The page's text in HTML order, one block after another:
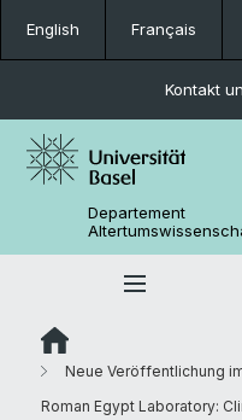
English Français
Kontakt
Departement
Neue Veröffentlichung
Roman Egypt Laboratory: